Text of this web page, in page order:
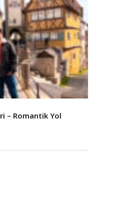
– Romantik Yol